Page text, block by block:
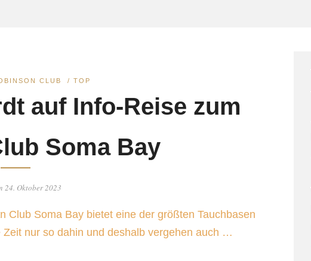
CLUB /TOP
auf Info-Reise zum
Soma Bay
24. Oktober 2023
Club Soma Bay bietet eine der größten Tauchbasen
nur so dahin und deshalb vergehen auch …